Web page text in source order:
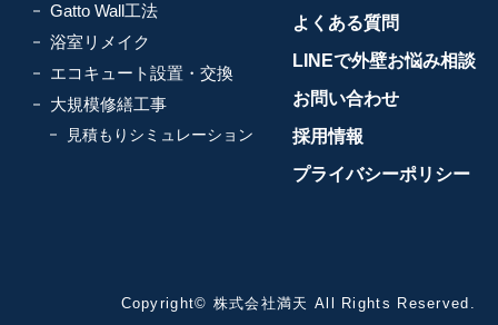
Gatto Wall工法
浴室リメイク
エコキュート設置・交換
大規模修繕工事
見積もりシミュレーション
よくある質問
LINEで外壁お悩み相談
お問い合わせ
採用情報
プライバシーポリシー
Copyright© 株式会社満天 All Rights Reserved.